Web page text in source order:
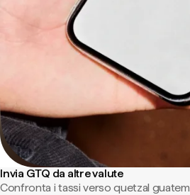
Invia GTQ da altre valute
Confronta i tassi verso quetzal